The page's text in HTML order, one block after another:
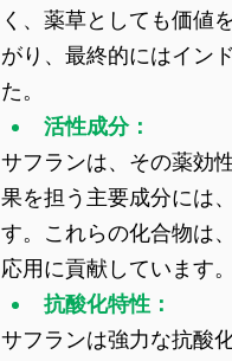
く、薬草としても価値
がり、最終的にはイン
た。
活性成分：
サフランは、その薬効
果を担う主要成分には
す。これらの化合物は
応用に貢献しています。
抗酸化特性：
サフランは強力な抗酸